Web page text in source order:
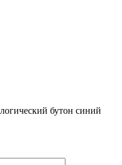
бутон синий